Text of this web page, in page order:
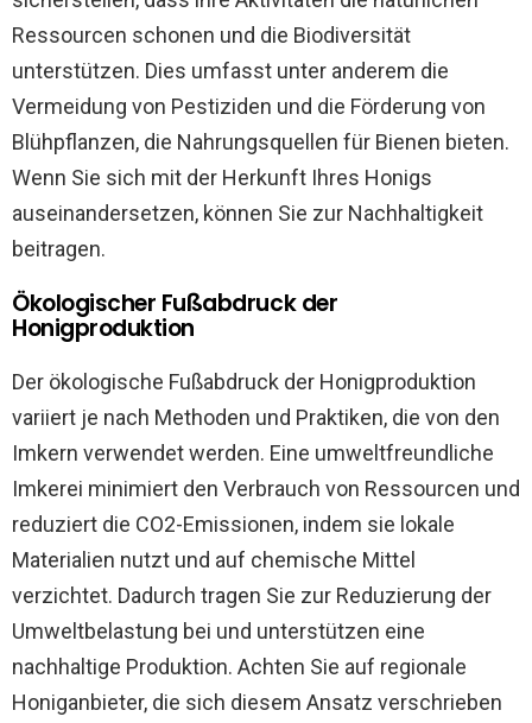
Ressourcen schonen und die Biodiversität
unterstützen. Dies umfasst unter anderem die
Vermeidung von Pestiziden und die Förderung von
Blühpflanzen, die Nahrungsquellen für Bienen bieten.
Wenn Sie sich mit der Herkunft Ihres Honigs
auseinandersetzen, können Sie zur Nachhaltigkeit
beitragen.
Ökologischer Fußabdruck der
Honigproduktion
Der ökologische Fußabdruck der Honigproduktion
variiert je nach Methoden und Praktiken, die von den
Imkern verwendet werden. Eine umweltfreundliche
Imkerei minimiert den Verbrauch von Ressourcen und
reduziert die CO2-Emissionen, indem sie lokale
Materialien nutzt und auf chemische Mittel
verzichtet. Dadurch tragen Sie zur Reduzierung der
Umweltbelastung bei und unterstützen eine
nachhaltige Produktion. Achten Sie auf regionale
Honiganbieter, die sich diesem Ansatz verschrieben